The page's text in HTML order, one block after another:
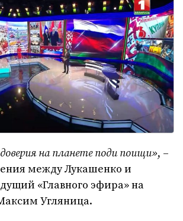
на планете поди поищи», –
между Лукашенко и
«Главного эфира» на
Угляница.